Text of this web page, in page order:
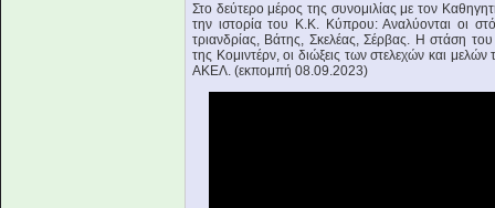
Στο δεύτερο μέρος της συνομιλίας με τον
την ιστορία του Κ.Κ. Κύπρου: Αναλύονται οι
τριανδρίας, Βάτης, Σκελέας, Σέρβας. Η στάση
της Κομιντέρν, οι διώξεις των στελεχών και
ΑΚΕΛ. (εκπομπή 08.09.2023)